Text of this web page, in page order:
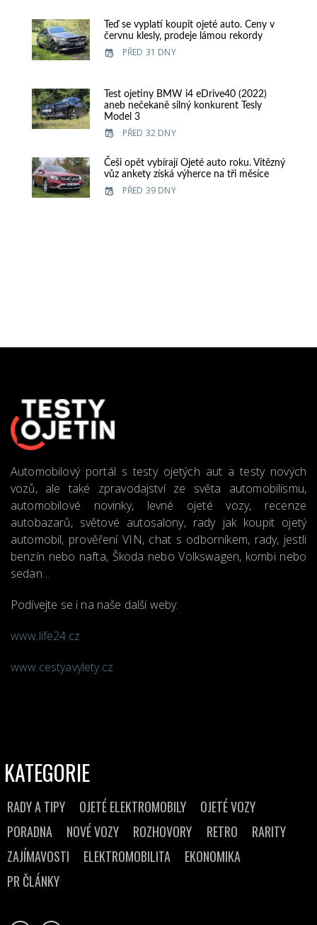
Teď se vyplatí koupit ojeté auto. Ceny v
červnu klesly, prodeje lámou rekordy
PŘED 31 DNY
Test ojetiny BMW i4 eDrive40 (2022)
aneb nečekaně silný konkurent Tesly
Model 3
PŘED 32 DNY
Češi opět vybírají Ojeté auto roku. Vítězný
vůz ankety získá výherce na tři měsíce
PŘED 39 DNY
Automobilový portál s testy ojetých aut a testy nových
vozů, ale také zpravodajství ze světa automobilismu,
automobilové novinky, levné ojeté vozy, recenze
autobazarů, světové autosalony, rady jak koupit ojetý
automobil, prověření VIN, chat s odborníkem, rady, jestli
benzín nebo nafta, Škoda nebo Volkswagen, kombi nebo
sedan…
Podívejte se i na naše další weby:
www.life24.cz
www.cestyavylety.cz
KATEGORIE
RADY A TIPY OJETÉ ELEKTROMOBILY
OJETÉ VOZY
PORADNA
NOVÉ VOZY ROZHOVORY RETRO
RARITY
ZAJÍMAVOSTI
ELEKTROMOBILITA
EKONOMIKA
PR ČLÁNKY